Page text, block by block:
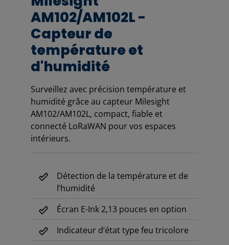
AM102/AM102L -
Capteur de
température et
d'humidité
Surveillez avec précision température et
humidité grâce au capteur Milesight
AM102/AM102L, compact, fiable et
connecté LoRaWAN pour vos espaces
intérieurs.
Détection de la température et de
l’humidité
Écran E-Ink 2,13 pouces en option
Indicateur d’état type feu tricolore